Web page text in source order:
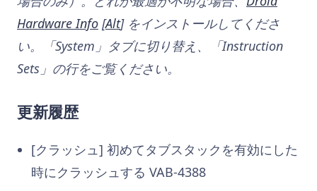
Hardware Info [Alt] をインストールしてくださ
い。「System」タブに切り替え、「Instruction
Sets」の行をご覧ください。
更新履歴
[クラッシュ] 初めてタブスタックを有効にした
時にクラッシュする VAB-4388